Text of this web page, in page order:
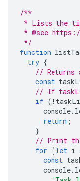
/**
* Lists the
* @see
*/
function
try {
//
const
// If
if ( !
console.
return ;
}
// Print
for (let i
const
console.